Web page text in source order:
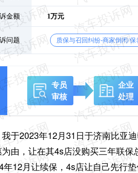
金额 1万元
问题 质保与召回纠纷-商家倒闭/保
专员
审核
企业
处理
我于2023年12月31日于济南比亚
由，让在其4s店没购买三年联保
年12月让续保，4s店让自己先行